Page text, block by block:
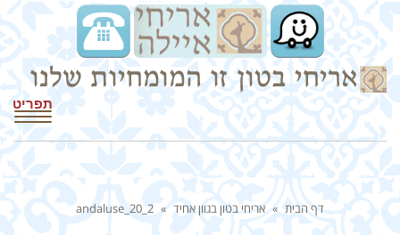
תפריט
דף הבית » אריחי בטון בגוון אחיד »
andaluse_20_2